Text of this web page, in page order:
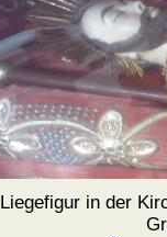
Liegefigur in der